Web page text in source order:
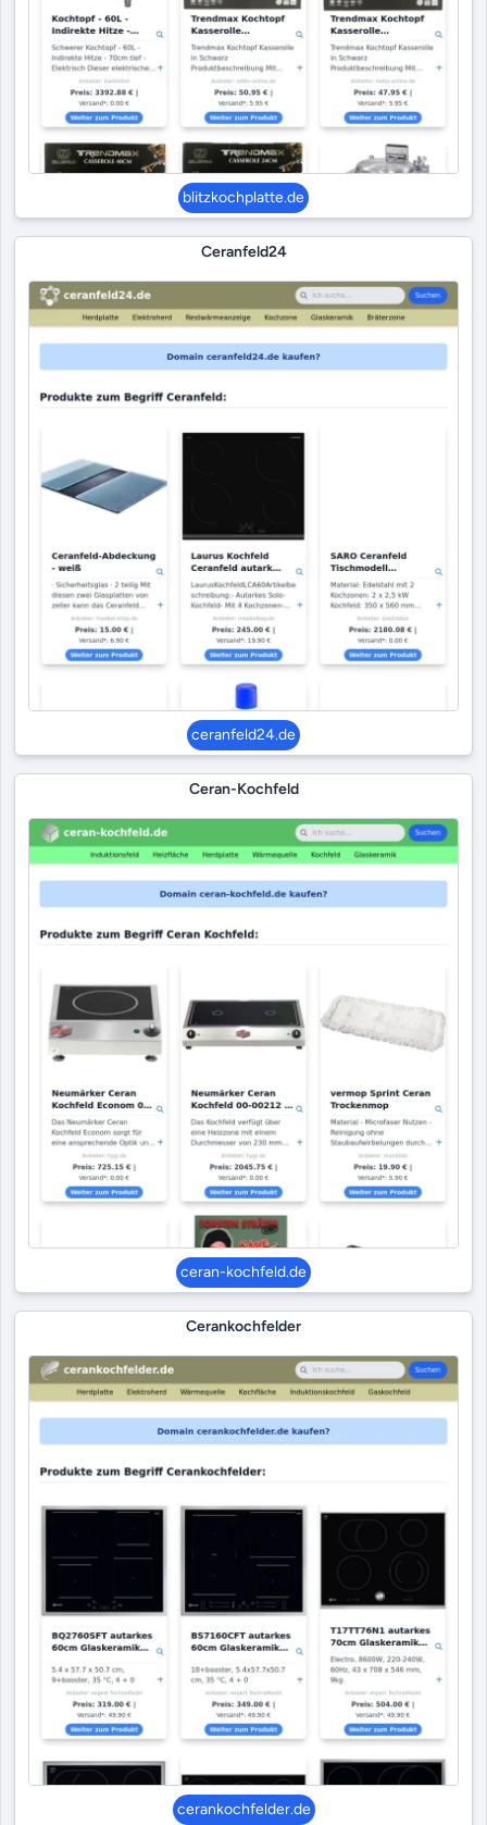
blitzkochplatte.de
Ceranfeld24
ceranfeld24.de
Ceran-Kochfeld
ceran-kochfeld.de
Cerankochfelder
cerankochfelder.de